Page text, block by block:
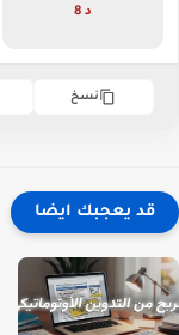
8 د
نسخ
قد يعجبك ايضا